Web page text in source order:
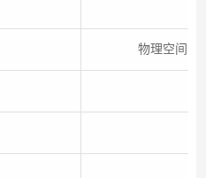
物理空间